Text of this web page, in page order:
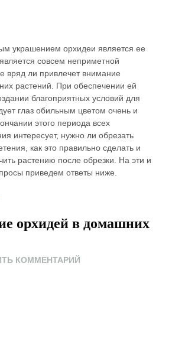
украшением орхидеи является ее
совсем неприметной
вряд ли привлечет внимание
растений. При обеспечении ей
благоприятных условий для
глаз обильным цветом очень и
этого периода всех
интересует, нужно ли обрезать
как это правильно сделать и
растению после обрезки. На эти и
приведем ответы ниже.
ПОСЛЕ
орхидей в домашних
КОММЕНТАРИЙON